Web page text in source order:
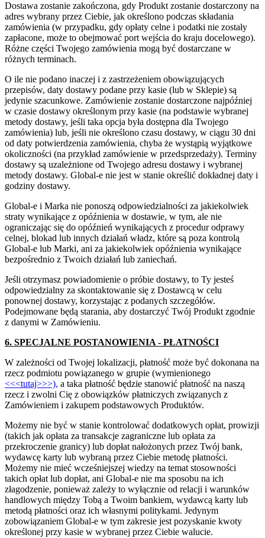
Dostawa zostanie zakończona, gdy Produkt zostanie dostarczony na
adres wybrany przez Ciebie, jak określono podczas składania
zamówienia (w przypadku, gdy opłaty celne i podatki nie zostały
zapłacone, może to obejmować port wejścia do kraju docelowego).
Różne części Twojego zamówienia mogą być dostarczane w
różnych terminach.
O ile nie podano inaczej i z zastrzeżeniem obowiązujących
przepisów, daty dostawy podane przy kasie (lub w Sklepie) są
jedynie szacunkowe. Zamówienie zostanie dostarczone najpóźniej
w czasie dostawy określonym przy kasie (na podstawie wybranej
metody dostawy, jeśli taka opcja była dostępna dla Twojego
zamówienia) lub, jeśli nie określono czasu dostawy, w ciągu 30 dni
od daty potwierdzenia zamówienia, chyba że wystąpią wyjątkowe
okoliczności (na przykład zamówienie w przedsprzedaży). Terminy
dostawy są uzależnione od Twojego adresu dostawy i wybranej
metody dostawy. Global-e nie jest w stanie określić dokładnej daty i
godziny dostawy.
Global-e i Marka nie ponoszą odpowiedzialności za jakiekolwiek
straty wynikające z opóźnienia w dostawie, w tym, ale nie
ograniczając się do opóźnień wynikających z procedur odprawy
celnej, blokad lub innych działań władz, które są poza kontrolą
Global-e lub Marki, ani za jakiekolwiek opóźnienia wynikające
bezpośrednio z Twoich działań lub zaniechań.
Jeśli otrzymasz powiadomienie o próbie dostawy, to Ty jesteś
odpowiedzialny za skontaktowanie się z Dostawcą w celu
ponownej dostawy, korzystając z podanych szczegółów.
Podejmowane będą starania, aby dostarczyć Twój Produkt zgodnie
z danymi w Zamówieniu.
6. SPECJALNE POSTANOWIENIA - PŁATNOŚCI
W zależności od Twojej lokalizacji, płatność może być dokonana na
rzecz podmiotu powiązanego w grupie (wymienionego
<<<tutaj>>>), a taka płatność będzie stanowić płatność na naszą
rzecz i zwolni Cię z obowiązków płatniczych związanych z
Zamówieniem i zakupem podstawowych Produktów.
Możemy nie być w stanie kontrolować dodatkowych opłat, prowizji
(takich jak opłata za transakcje zagraniczne lub opłata za
przekroczenie granicy) lub dopłat nałożonych przez Twój bank,
wydawcę karty lub wybraną przez Ciebie metodę płatności.
Możemy nie mieć wcześniejszej wiedzy na temat stosowności
takich opłat lub dopłat, ani Global-e nie ma sposobu na ich
złagodzenie, ponieważ zależy to wyłącznie od relacji i warunków
handlowych między Tobą a Twoim bankiem, wydawcą karty lub
metodą płatności oraz ich własnymi politykami. Jedynym
zobowiązaniem Global-e w tym zakresie jest pozyskanie kwoty
określonej przy kasie w wybranej przez Ciebie walucie.